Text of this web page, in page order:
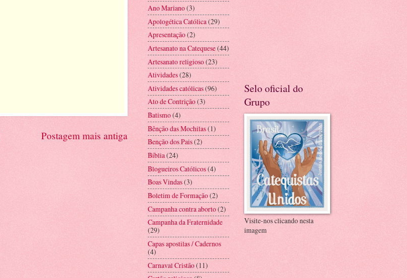
Postagem mais antiga
Ano Mariano(3)
Apologética Católica(29)
Apresentação(2)
Artesanato na Catequese(44)
Artesanato religioso(23)
Atividades(28)
Atividades católicas(96)
Ato de Contrição(3)
Batismo(4)
Bênção das Mochilas(1)
Benção dos Pais(2)
Bíblia(24)
Blogueiros Católicos(4)
Boas Vindas(3)
Boletim de Formação(2)
Campanha contra aborto(2)
Campanha da Fraternidade
(29)
Capas apostilas / Cadernos
(4)
Carnaval Cristão(11)
Selo oficial do
Grupo
Visite-nos clicando nesta
imagem